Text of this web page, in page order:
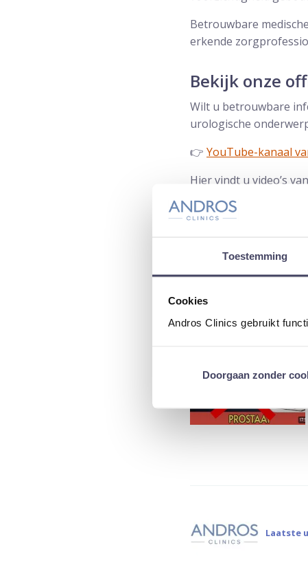
Toestemming
Cookies
Andros Clinics gebruikt
Doorgaan zonder
Betrouwbare
erkende
Bekijk onze
Wilt u betrouwbare
urologische
👉 YouTube-kanaal
Hier vindt u video’s
inzichten.
Voorbeelden van
Laatste